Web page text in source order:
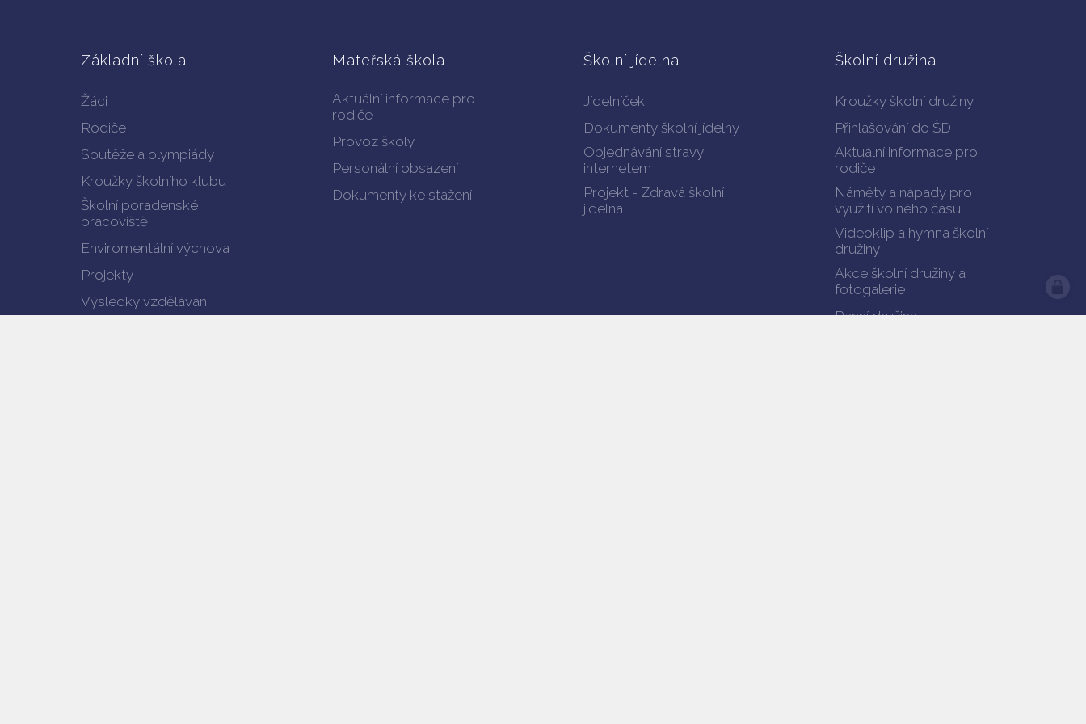
Základní škola
Žáci
Rodiče
Soutěže a olympiády
Kroužky školního klubu
Školní poradenské
pracoviště
Enviromentální výchova
Projekty
Výsledky vzdělávání
Mateřská škola
Aktuální informace pro
rodiče
Provoz školy
Personální obsazení
Dokumenty ke stažení
Školní jídelna
Jídelníček
Dokumenty školní jídelny
Objednávání stravy
internetem
Projekt - Zdravá školní
jídelna
Školní družina
Kroužky školní družiny
Přihlašování do ŠD
Aktuální informace pro
rodiče
Náměty a nápady pro
využití volného času
Videoklip a hymna školní
družiny
Akce školní družiny a
fotogalerie
Ranní družina